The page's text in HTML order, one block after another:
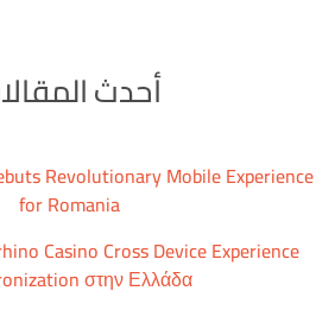
أحدث
Revolutionary Mobile Experience
for Romania
Casino Cross Device Experience
στην Ελλάδα